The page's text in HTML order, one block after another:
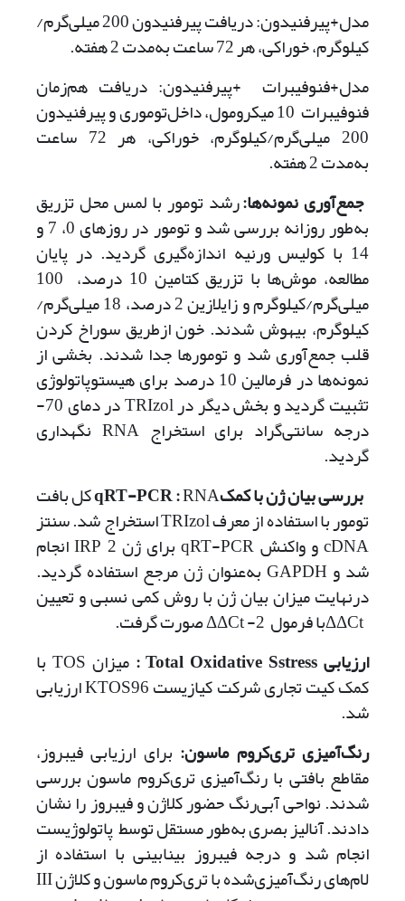
مدل+پیرفنیدون: دریافت پیرفنیدون 200 میلی‌گرم/
کیلوگرم‌، خوراکی، هر 72 ساعت به‌‌مدت 2 هفته.
مدل+فنوفیبرات +پیرفنیدون: دریافت هم‌زمان
فنوفیبرات 10 میکرومول، داخل‌توموری و پیرفنیدون
200 میلی‌گرم/کیلوگرم، خوراکی، هر 72 ساعت
به‌‌مدت 2 هفته.
جمع‌آوری نمونه‌ها‌:رشد تومور با لمس محل تزریق
به‌طور روزانه بررسی شد و تومور در روزهای 0، 7 و
14 با کولیس ورنیه اندازه‌گیری گردید. در پایان
مطالعه، موش‌ها با تزریق کتامین 10 درصد، 100
میلی‌گرم/‌کیلوگرم و زایلازین 2 درصد، 18 میلی‌گرم/
کیلوگرم‌، بیهوش شدند. خون از‌طریق سوراخ‌ کردن
قلب جمع‌آوری شد و تومورها جدا شدند. بخشی از
نمونه‌ها در فرمالین 10 درصد برای هیستوپاتولوژی
تثبیت گردید و بخش دیگر در TRIzol در دمای 70‌‌-
درجه سانتی‌گراد برای استخراج RNA نگهداری
گردید.
بررسی بیان ژن با کمک
qRT-PCR‌: RNA کل بافت
تومور با استفاده از معرف TRIzol استخراج شد. سنتز
cDNA و واکنش qRT-PCR برای ژن 2 IRP انجام
شد و GAPDH به‌عنوان ژن مرجع استفاده گردید.
در‌نهایت میزان بیان ژن با روش کمی نسبی و تعیین
ارزیابیTotal Oxidative Sstress
‌: میزان TOS با
کمک کیت تجاری شرکت کیازیست KTOS96 ارزیابی
شد.
رنگ‌آمیزی تری‌کروم ماسون‌‍: برای ارزیابی فیبروز،
مقاطع بافتی با رنگ‌آمیزی تری‌کروم ماسون بررسی
شدند. نواحی آبی‌رنگ حضور کلاژن و فیبروز را نشان
دادند. آنالیز بصری به‌طور مستقل توسط پاتولوژیست
انجام شد و درجه فیبروز بینابینی با استفاده از
لام‌های رنگ‌آمیزی‌شده با تری‌کروم ماسون و کلاژن III